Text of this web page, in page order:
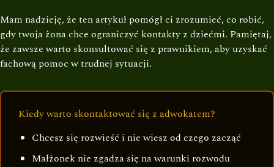
Mam nadzieję, że ten artykuł pomógł ci zrozumieć, co robić,
gdy twoja żona chce ograniczyć kontakty z dziećmi. Pamiętaj,
że zawsze warto skonsultować się z prawnikiem, aby uzyskać
fachową pomoc w trudnej sytuacji.
Kiedy warto skontaktować się z adwokatem?
Chcesz się rozwieść i nie wiesz od czego zacząć
Małżonek nie zgadza się na warunki rozwodu